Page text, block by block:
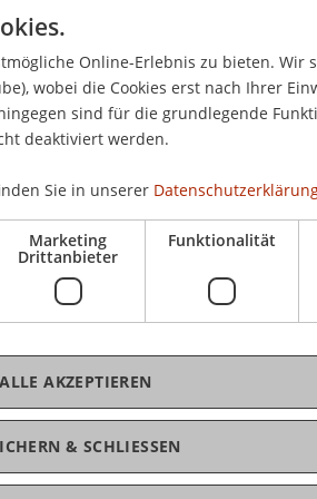
für Architektur und
dem Kunstmuseum
richtig wahr:
Ausdruck sozialen
unterschiedliche
der Universität
Landesschau
sie für jede der elf
die Benutzer
die lokale Identität einer
Online-Erlebnis zu bieten. Wir
wobei die Cookies erst nach Ihrer
sind für die grundlegende
deaktiviert werden.
Sie in unserer
Marketing
Drittanbieter
Funktionalität
& SCHLIESSEN
ALLE AKZEPTIEREN